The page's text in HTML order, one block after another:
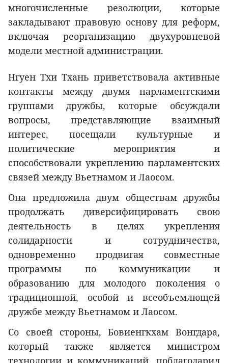
многочисленные резолюции, которые
закладывают правовую основу для реформ,
включая реорганизацию двухуровневой
модели местной администрации.
Нгуен Тхи Тхань приветствовала активные
контакты между двумя парламентскими
группами дружбы, которые обсуждали
вопросы, представляющие взаимный
интерес, посещали культурные и
политические мероприятия и
способствовали укреплению парламентских
связей между Вьетнамом и Лаосом.
Она предложила двум обществам дружбы
продолжать диверсифицировать свою
деятельность в целях укрепления
солидарности и сотрудничества,
одновременно продвигая совместные
программы по коммуникации и
образованию для молодого поколения о
традиционной, особой и всеобъемлющей
дружбе между Вьетнамом и Лаосом.
Со своей стороны, Бовиенгкхам Вонгдара,
который также является министром
технологии и коммуникаций, поблагодарил